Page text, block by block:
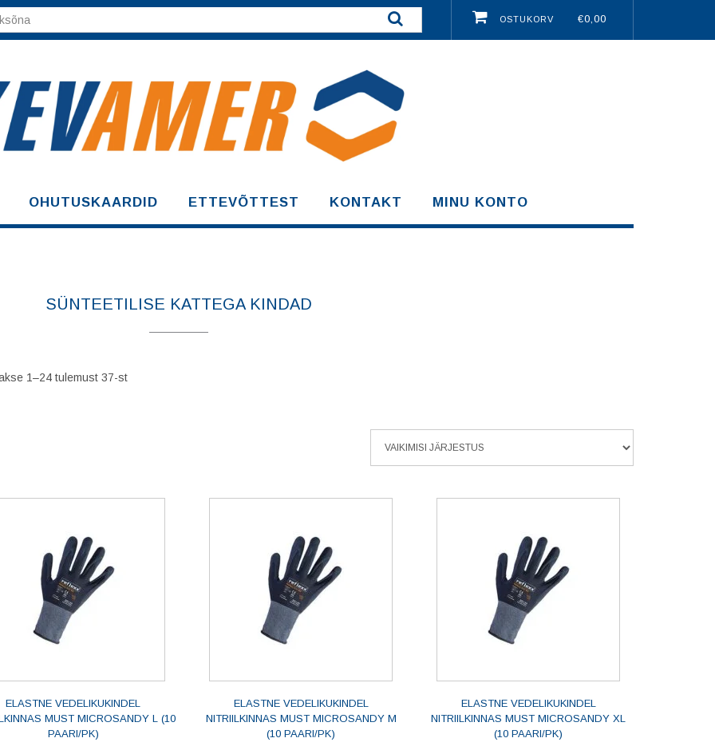
OSTUKORV €0,00
OHUTUSKAARDID ETTEVÕTTEST KONTAKT MINU KONTO
SÜNTEETILISE KATTEGA KINDAD
1–24 tulemust 37-st
ELASTNE VEDELIKUKINDEL
MUST MICROSANDY L (10
PAARI/PK)
ELASTNE VEDELIKUKINDEL
NITRIILKINNAS MUST MICROSANDY M
(10 PAARI/PK)
ELASTNE VEDELIKUKINDEL
NITRIILKINNAS MUST MICROSANDY XL
(10 PAARI/PK)